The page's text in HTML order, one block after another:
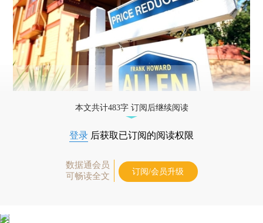
本文共计483字 订阅后继续阅读
登录 后获取已订阅的阅读权限
数据通会员
可畅读全文
订阅/会员升级